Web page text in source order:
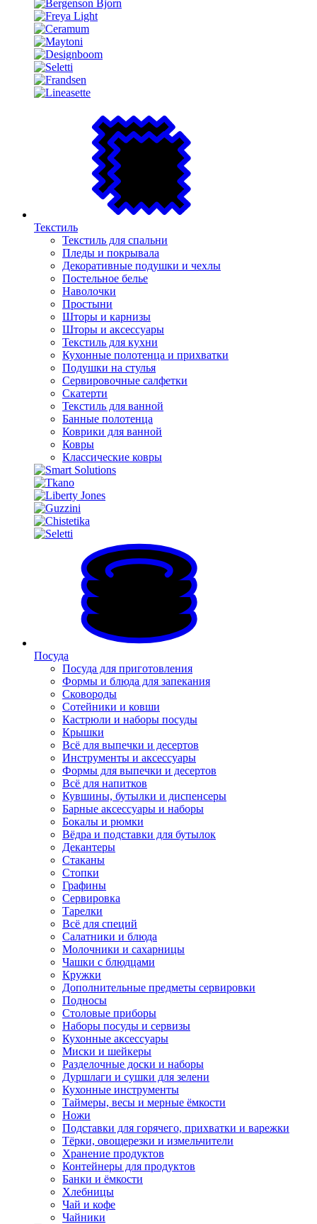
Текстиль
Текстиль для спальни
Пледы и покрывала
Декоративные подушки и чехлы
Постельное белье
Наволочки
Простыни
Шторы и карнизы
Шторы и аксессуары
Текстиль для кухни
Кухонные полотенца и прихватки
Подушки на стулья
Сервировочные салфетки
Скатерти
Текстиль для ванной
Банные полотенца
Коврики для ванной
Ковры
Классические ковры
Посуда
Посуда для приготовления
Формы и блюда для запекания
Сковороды
Сотейники и ковши
Кастрюли и наборы посуды
Крышки
Всё для выпечки и десертов
Инструменты и аксессуары
Формы для выпечки и десертов
Всё для напитков
Кувшины, бутылки и диспенсеры
Барные аксессуары и наборы
Бокалы и рюмки
Вёдра и подставки для бутылок
Декантеры
Стаканы
Стопки
Графины
Сервировка
Тарелки
Всё для специй
Салатники и блюда
Молочники и сахарницы
Чашки с блюдцами
Кружки
Дополнительные предметы сервировки
Подносы
Столовые приборы
Наборы посуды и сервизы
Кухонные аксессуары
Миски и шейкеры
Разделочные доски и наборы
Дуршлаги и сушки для зелени
Кухонные инструменты
Таймеры, весы и мерные ёмкости
Ножи
Подставки для горячего, прихватки и варежки
Тёрки, овощерезки и измельчители
Хранение продуктов
Контейнеры для продуктов
Банки и ёмкости
Хлебницы
Чай и кофе
Чайники